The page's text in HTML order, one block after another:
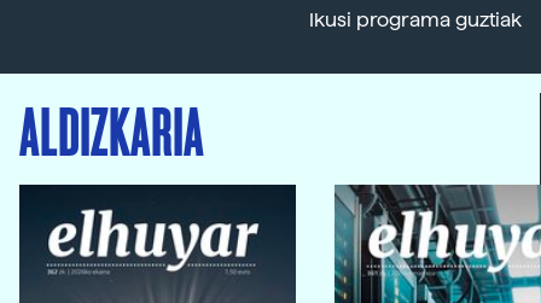
Ikusi programa guztiak
ALDIZKARIA